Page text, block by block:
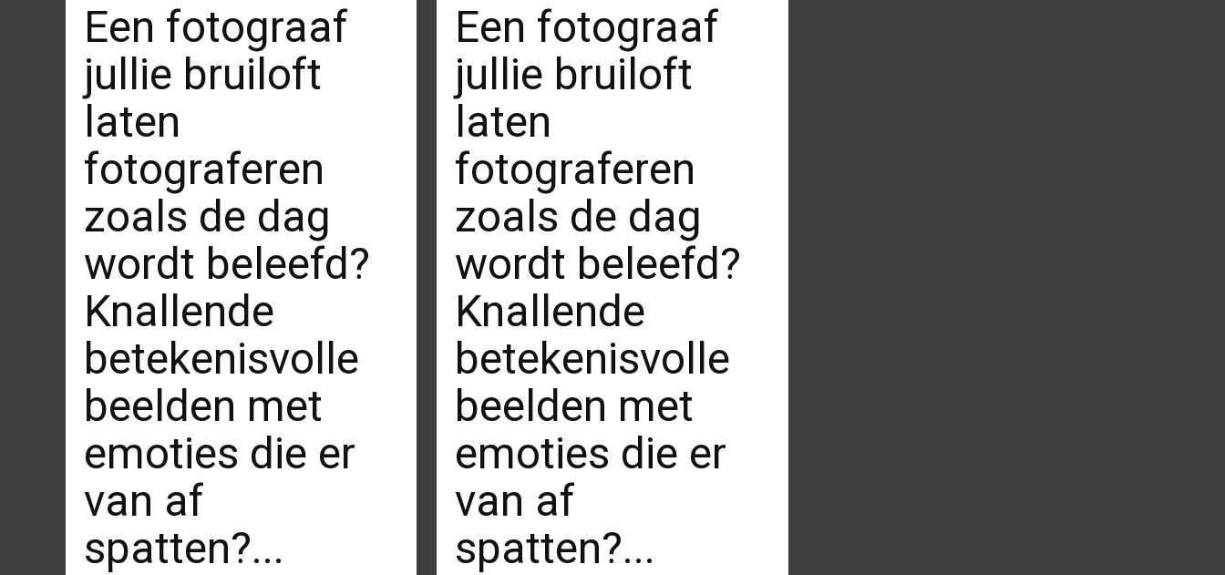
Een fotograaf
jullie bruiloft
laten
fotograferen
zoals de dag
wordt beleefd?
Knallende
betekenisvolle
beelden met
emoties die er
van af
spatten?...
Een fotograaf
jullie bruiloft
laten
fotograferen
zoals de dag
wordt beleefd?
Knallende
betekenisvolle
beelden met
emoties die er
van af
spatten?...